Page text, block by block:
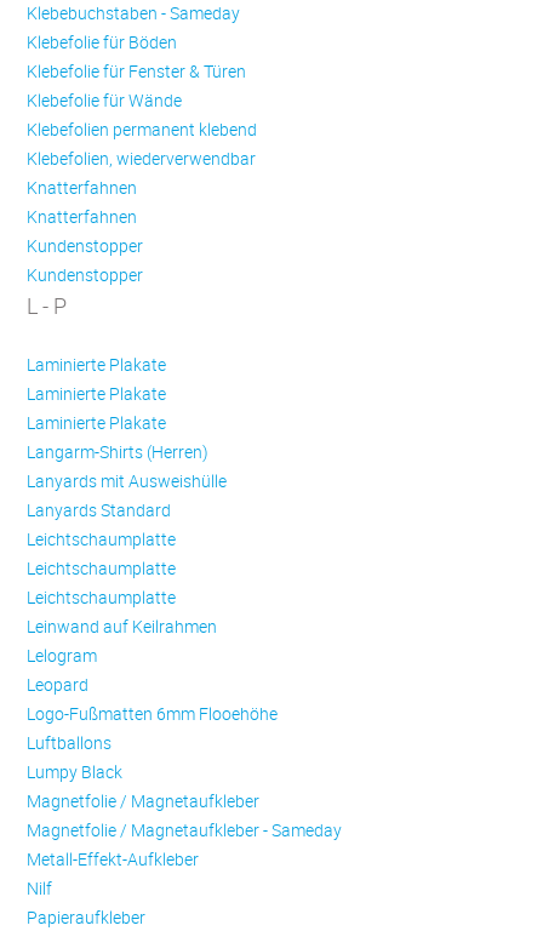
Klebebuchstaben - Sameday
Klebefolie für Böden
Klebefolie für Fenster & Türen
Klebefolie für Wände
Klebefolien permanent klebend
Klebefolien, wiederverwendbar
Knatterfahnen
Knatterfahnen
Kundenstopper
Kundenstopper
L - P
Laminierte Plakate
Laminierte Plakate
Laminierte Plakate
Langarm-Shirts (Herren)
Lanyards mit Ausweishülle
Lanyards Standard
Leichtschaumplatte
Leichtschaumplatte
Leichtschaumplatte
Leinwand auf Keilrahmen
Lelogram
Leopard
Logo-Fußmatten 6mm Flooehöhe
Luftballons
Lumpy Black
Magnetfolie / Magnetaufkleber
Magnetfolie / Magnetaufkleber - Sameday
Metall-Effekt-Aufkleber
Nilf
Papieraufkleber